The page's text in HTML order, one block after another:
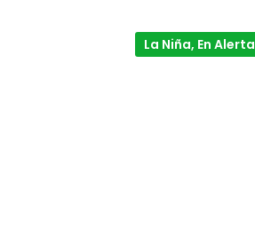
La Niña, En Alerta